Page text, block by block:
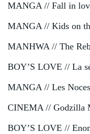
MANGA // Fall in
MANGA // Kids on
MANHWA // The
BOY’S LOVE // La
MANGA // Les
CINEMA // Godzilla
BOY’S LOVE //